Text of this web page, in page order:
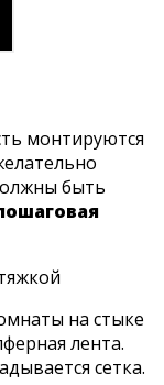
монтируются
быть
на стыке
лента.
сетка.